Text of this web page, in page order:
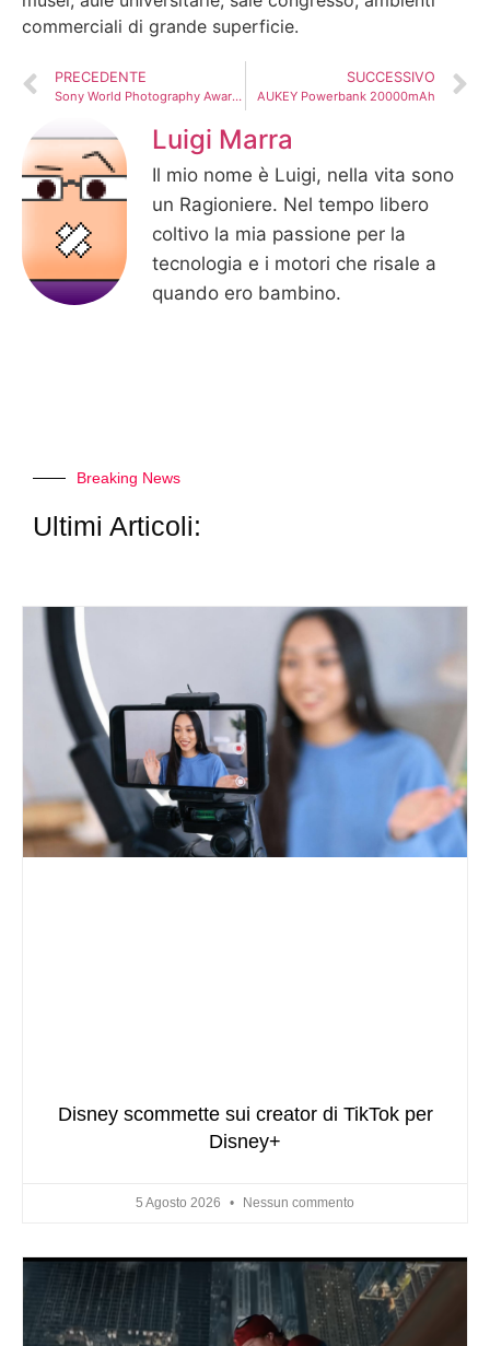
commerciali di grande superficie.
PRECEDENTE
Sony World Photography Awards, prima volta in Italia.
SUCCESSIVO
AUKEY Powerbank 20000mAh
Luigi Marra
Il mio nome è Luigi, nella vita sono
un Ragioniere. Nel tempo libero
coltivo la mia passione per la
tecnologia e i motori che risale a
quando ero bambino.
Breaking News
Ultimi Articoli:
Disney scommette sui creator di TikTok per
Disney+
5 Agosto 2026 Nessun commento